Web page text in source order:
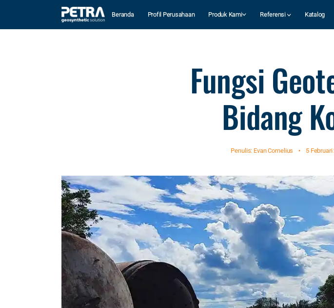
Beranda Profil Perusahaan Produk Kami Referensi Katalog
Fungsi
Bidang
Penulis: Evan Cornelius • 5 Februari